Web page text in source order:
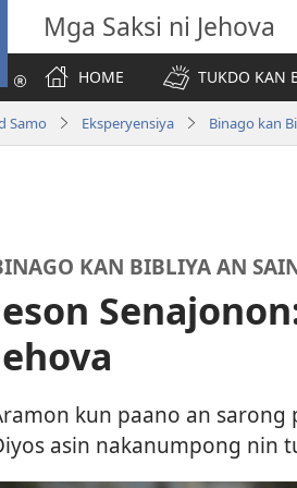
Mga Saksi ni Jehova
HOME
TUKDO KAN
Samo Eksperyensiya Binago kan
KAN BIBLIYA AN
kun paano an
asin nakanumpong nin